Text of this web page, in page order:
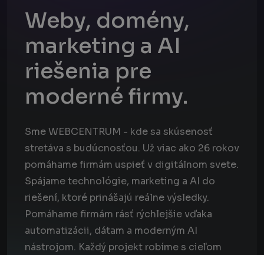
Weby, domény,
marketing a AI
riešenia pre
moderné firmy.
Sme WEBCENTRUM - kde sa skúsenosť
stretáva s budúcnosťou. Už viac ako 26 rokov
pomáhame firmám uspieť v digitálnom svete.
Spájame technológie, marketing a AI do
riešení, ktoré prinášajú reálne výsledky.
Pomáhame firmám rásť rýchlejšie vďaka
automatizácii, dátam a moderným AI
nástrojom. Každý projekt robíme s cieľom